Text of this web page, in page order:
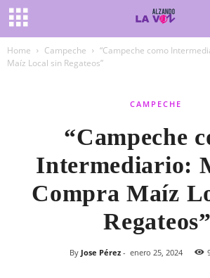
Home Campeche
“Campeche como
Maíz Local sin Regateos”
CAMPECHE
“Campeche
Intermediario:
Compra Maíz
Regateos”
By Jose Pérez- enero 25, 2024